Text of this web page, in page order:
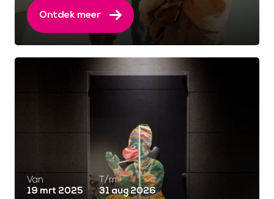
Ontdek meer
Van
19 mrt 2025
T/m
31 aug 2026